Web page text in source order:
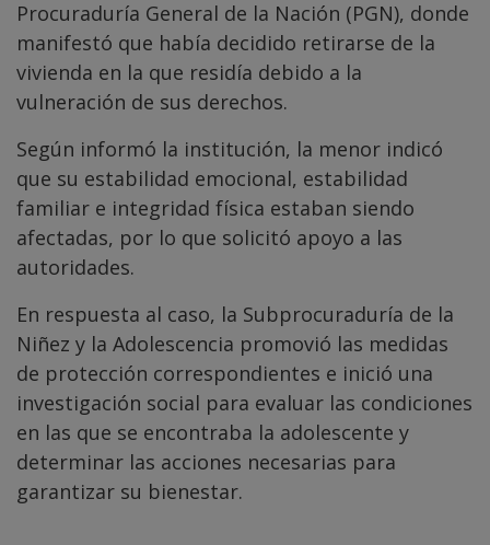
Procuraduría General de la Nación (PGN), donde
manifestó que había decidido retirarse de la
vivienda en la que residía debido a la
vulneración de sus derechos.
Según informó la institución, la menor indicó
que su estabilidad emocional, estabilidad
familiar e integridad física estaban siendo
afectadas, por lo que solicitó apoyo a las
autoridades.
En respuesta al caso, la Subprocuraduría de la
Niñez y la Adolescencia promovió las medidas
de protección correspondientes e inició una
investigación social para evaluar las condiciones
en las que se encontraba la adolescente y
determinar las acciones necesarias para
garantizar su bienestar.